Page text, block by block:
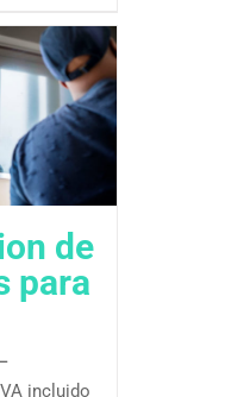
de
para
incluido